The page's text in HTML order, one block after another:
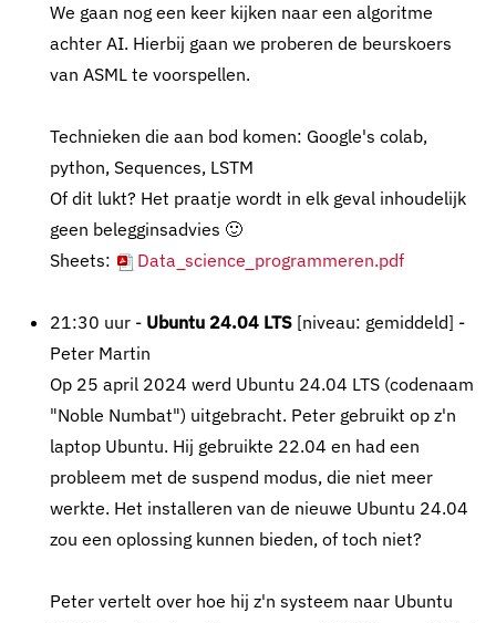
We gaan nog een keer kijken naar een algoritme
achter AI. Hierbij gaan we proberen de beurskoers
van ASML te voorspellen.
Technieken die aan bod komen: Google's colab,
python, Sequences, LSTM
Of dit lukt? Het praatje wordt in elk geval inhoudelijk
geen belegginsadvies 🙂
Sheets:
Data_science_programmeren.pdf
21:30 uur - Ubuntu 24.04 LTS [niveau: gemiddeld] -
Peter Martin
Op 25 april 2024 werd Ubuntu 24.04 LTS (codenaam
"Noble Numbat") uitgebracht. Peter gebruikt op z'n
laptop Ubuntu. Hij gebruikte 22.04 en had een
probleem met de suspend modus, die niet meer
werkte. Het installeren van de nieuwe Ubuntu 24.04
zou een oplossing kunnen bieden, of toch niet?
Peter vertelt over hoe hij z'n systeem naar Ubuntu